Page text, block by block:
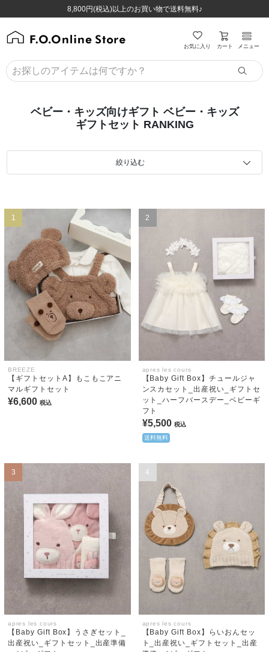
8,800円(税込)以上のお買い物で送料無料♪
ほぼ全品半額！！8/12(水)お昼12:59まで！！
8,800円(税込)以上のお買い物で送料無料♪
ほぼ全品半額！！8/12(水)お昼12:59まで！！
お気に入り カート メニュー
ベビー・キッズ向けギフト ベビー・キッズ
ギフトセット RANKING
絞り込む
1
BREEZE
【ギフトセットA】もこもこアニ
マルギフトセット
¥6,600 税込
2
apres les cours
【Baby Gift Box】チュールジャ
ンスカセット_出産祝い_ギフトセ
ット_ハーフバースデー_ベビーギ
フト
¥5,500 税込
送料無料
3
apres les cours
【Baby Gift Box】うさぎセット_
出産祝い_ギフトセット_出産準備
4
apres les cours
【Baby Gift Box】らいおんセッ
ト_出産祝い_ギフトセット_出産